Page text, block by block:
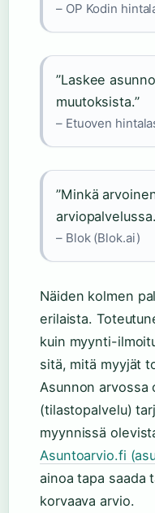
– OP Kodin
”Laskee
muutoksista.”
– Etuoven
”Minkä
– Blok (Blok.ai)
Näiden kolmen
erilaista.
kuin myynti-
sitä, mitä myyjät
Asunnon arvossa
(tilastopalvelu)
myynnissä
Asuntoarvio.fi
ainoa tapa saada
korvaava arvio.